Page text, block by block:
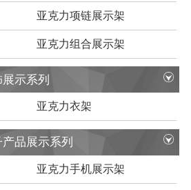
亚克力项链展示架
亚克力组合展示架
示系列
亚克力衣架
品展示系列
亚克力手机展示架